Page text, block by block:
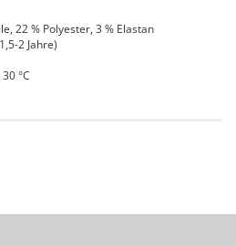
22 % Polyester, 3 % Elastan
2 Jahre)
°C